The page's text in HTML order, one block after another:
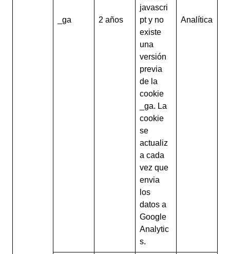
_ga 2 años
javascri
pt y no
existe
una
versión
previa
de la
cookie
_ga. La
cookie
se
actualiz
a cada
vez que
envia
los
datos a
Google
Analytic
s.
Analítica